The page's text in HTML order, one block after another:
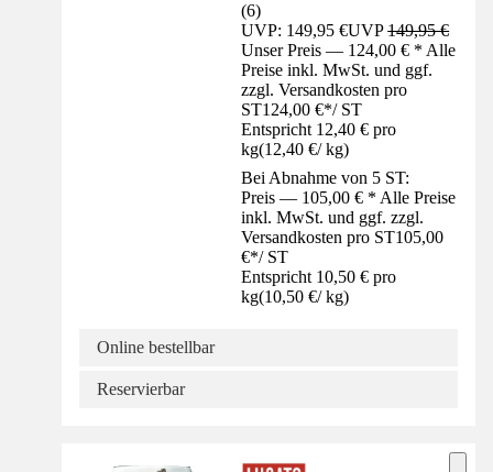
(6)
UVP: 149,95 €UVP149,95 €
Unser Preis — 124,00 € * Alle
Preise inkl. MwSt. und ggf.
zzgl. Versandkosten pro
ST124,00 €*/ ST
Entspricht 12,40 € pro
kg(12,40 €/ kg)
Bei Abnahme von 5 ST:
Preis — 105,00 € * Alle Preise
inkl. MwSt. und ggf. zzgl.
Versandkosten pro ST105,00
€*/ ST
Entspricht 10,50 € pro
kg(10,50 €/ kg)
Online bestellbar
Reservierbar